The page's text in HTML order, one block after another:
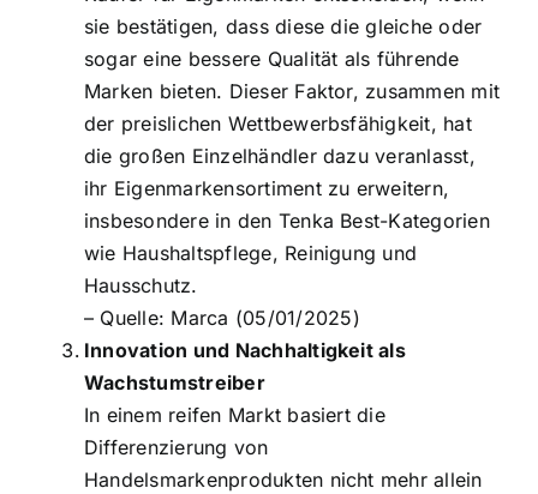
sie bestätigen, dass diese die gleiche oder
sogar eine bessere Qualität als führende
Marken bieten. Dieser Faktor, zusammen mit
der preislichen Wettbewerbsfähigkeit, hat
die großen Einzelhändler dazu veranlasst,
ihr Eigenmarkensortiment zu erweitern,
insbesondere in den Tenka Best-Kategorien
wie Haushaltspflege, Reinigung und
Hausschutz.
– Quelle: Marca (05/01/2025)
Innovation und Nachhaltigkeit als
Wachstumstreiber
In einem reifen Markt basiert die
Differenzierung von
Handelsmarkenprodukten nicht mehr allein